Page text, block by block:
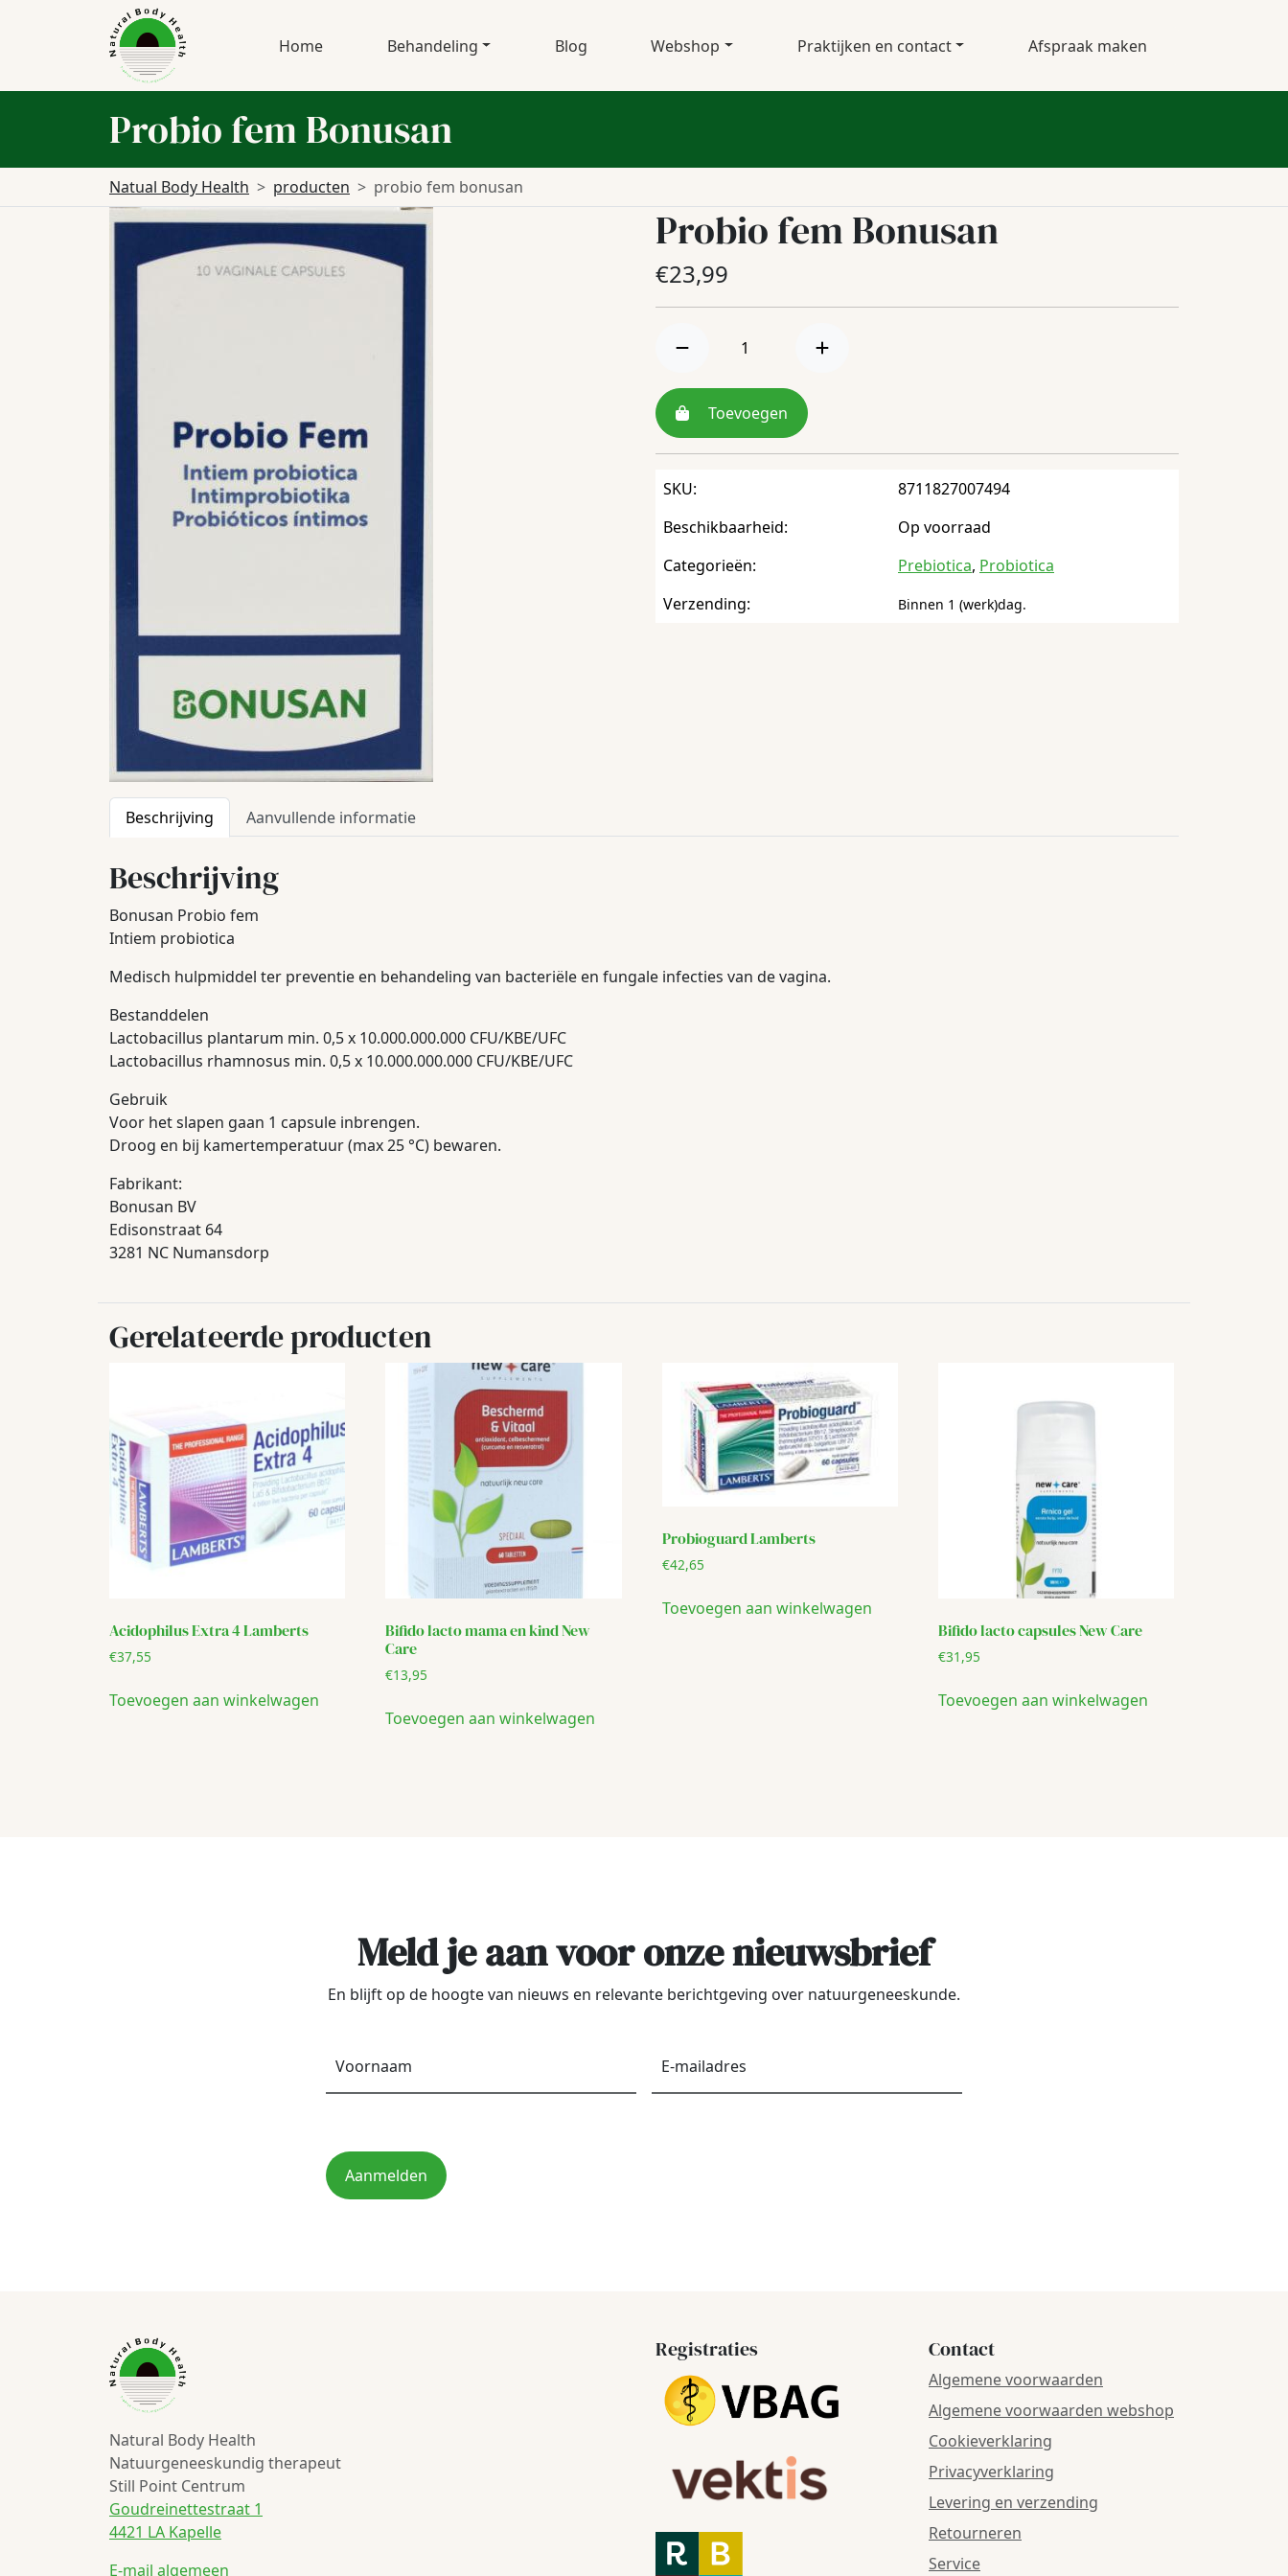
Home Behandeling Blog Webshop Praktijken en contact Afspraak maken
Probio fem Bonusan
Natual Body Health producten probio fem bonusan
Probio fem Bonusan
€23,99
Toevoegen
SKU:
8711827007494
Beschikbaarheid:
Op voorraad
Categorieën:
Prebiotica, Probiotica
Verzending:
Binnen 1 (werk)dag.
Beschrijving Aanvullende informatie
Beschrijving
Bonusan Probio fem
Intiem probiotica
Medisch hulpmiddel ter preventie en behandeling van bacteriële en fungale infecties van de vagina.
Bestanddelen
Lactobacillus plantarum min. 0,5 x 10.000.000.000 CFU/KBE/UFC
Lactobacillus rhamnosus min. 0,5 x 10.000.000.000 CFU/KBE/UFC
Gebruik
Voor het slapen gaan 1 capsule inbrengen.
Droog en bij kamertemperatuur (max 25 °C) bewaren.
Fabrikant:
Bonusan BV
Edisonstraat 64
3281 NC Numansdorp
Gerelateerde producten
Acidophilus Extra 4 Lamberts
€37,55
Toevoegen aan winkelwagen
Bifido lacto mama en kind New
Care
€13,95
Toevoegen aan winkelwagen
Probioguard Lamberts
€42,65
Toevoegen aan winkelwagen
Bifido lacto capsules New Care
€31,95
Toevoegen aan winkelwagen
Meld je aan voor onze nieuwsbrief
En blijft op de hoogte van nieuws en relevante berichtgeving over natuurgeneeskunde.
Aanmelden
Natural Body Health
Natuurgeneeskundig therapeut
Still Point Centrum
Goudreinettestraat 1
4421 LA Kapelle
E-mail algemeen
Registraties Contact
Algemene voorwaarden
Algemene voorwaarden webshop
Cookieverklaring
Privacyverklaring
Levering en verzending
Retourneren
Service